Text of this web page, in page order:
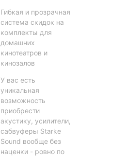
Гибкая и прозрачная
система скидок на
комплекты для
домашних
кинотеатров и
кинозалов
У вас еcть
уникальная
возможность
приобрести
акустику, усилители,
сабвуферы Starke
Sound вообще без
наценки - ровно по